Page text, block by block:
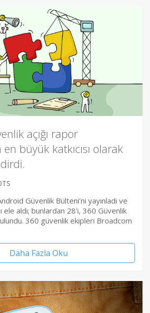
açığı rapor
en büyük katkıcısı olarak
Güvenlik Bülteni’ni yayınladı ve
ele aldı; bunlardan 28’i, 360 Güvenlik
360 güvenlik ekipleri Broadcom
Daha Fazla Oku